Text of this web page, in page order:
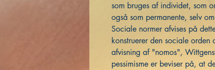
som bruges af individet, som
også som permanente, selv
Sociale normer afvises på
konstruerer den sociale
afvisning af "nomos",
pessimisme er beviser på, at